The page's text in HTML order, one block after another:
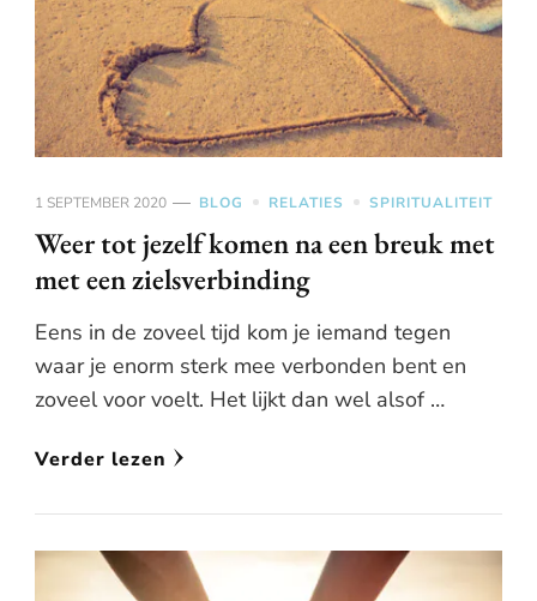
1 SEPTEMBER 2020 BLOG RELATIES SPIRITUALITEIT
Weer tot jezelf komen na een breuk met
met een zielsverbinding
Eens in de zoveel tijd kom je iemand tegen
waar je enorm sterk mee verbonden bent en
zoveel voor voelt. Het lijkt dan wel alsof …
Verder lezen